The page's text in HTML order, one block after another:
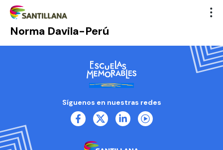
Norma Davila-Perú
Síguenos en nuestras redes